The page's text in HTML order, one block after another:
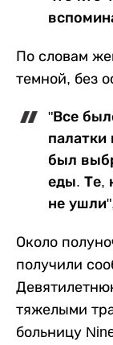
По словам
темной, без
"Все
палатки
был
еды. Те,
не
Около
получили
тяжелыми
больницу